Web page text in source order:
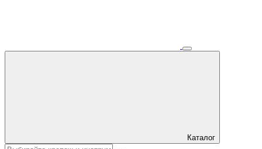
Каталог